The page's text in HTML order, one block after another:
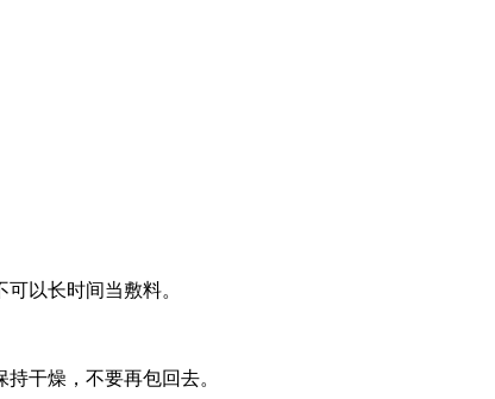
以长时间当敷料。
干燥，不要再包回去。